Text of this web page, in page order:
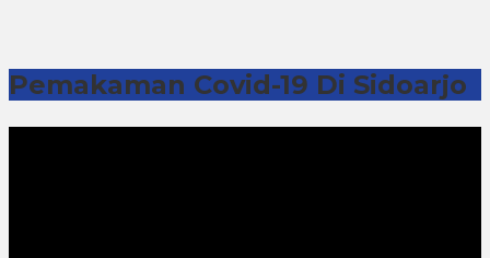
Pemakaman Covid-19 Di Sidoarjo